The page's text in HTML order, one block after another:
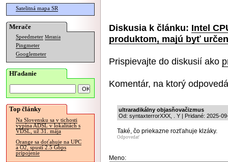
Satelitná mapa SR
Merače
Speedmeter Merania
Pingmeter
Googlemeter
Hľadanie
Top články
Na Slovensku sa v tichosti
vypína ADSL v lokalitách s
VDSL, už 31. mája
Orange sa doťahuje na UPC
a O2, spustí 2.5 Gbps
pripojenie
Diskusia k článku: Intel
produktom, majú byť
Prispievajte do diskusií ako
Komentár, na ktorý
ultraradikálny objasňovačizmus
Od: syntaxterrorXXX, . Y | Pridané: 2025-
Také, čo priekazne rozťahuje klzáky.
Odpovedať
Meno: